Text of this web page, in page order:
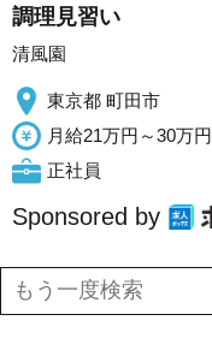
調理見習い
清風園
東京都 町田市
月給21万円～30万円
正社員
Sponsored by